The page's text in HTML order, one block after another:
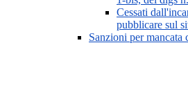
Cessati
pubblicare sul
Sanzioni per mancata